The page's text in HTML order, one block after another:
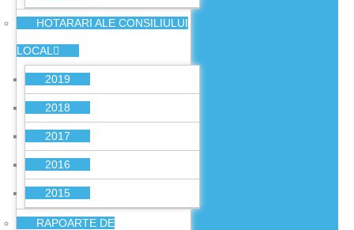
HOTARARI ALE CONSILIULUI
LOCAL
2019
2018
2017
2016
2015
RAPOARTE DE